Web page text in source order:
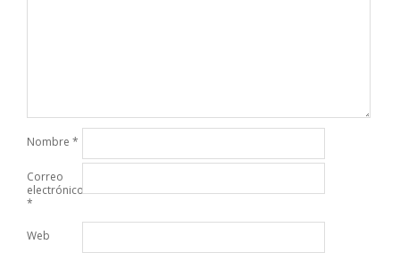
Nombre *
Correo
electrónico
*
Web